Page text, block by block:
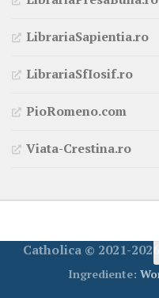
LibrariaSapientia.ro
LibrariaSfIosif.ro
PioRomeno.com
Viata-Crestina.ro
Catholica © 2021-
Ingrediente: